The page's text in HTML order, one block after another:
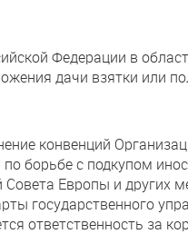
Федерации в
дачи взятки или
конвенций
борьбе с подкупом
Европы и других
государственного
ответственность за